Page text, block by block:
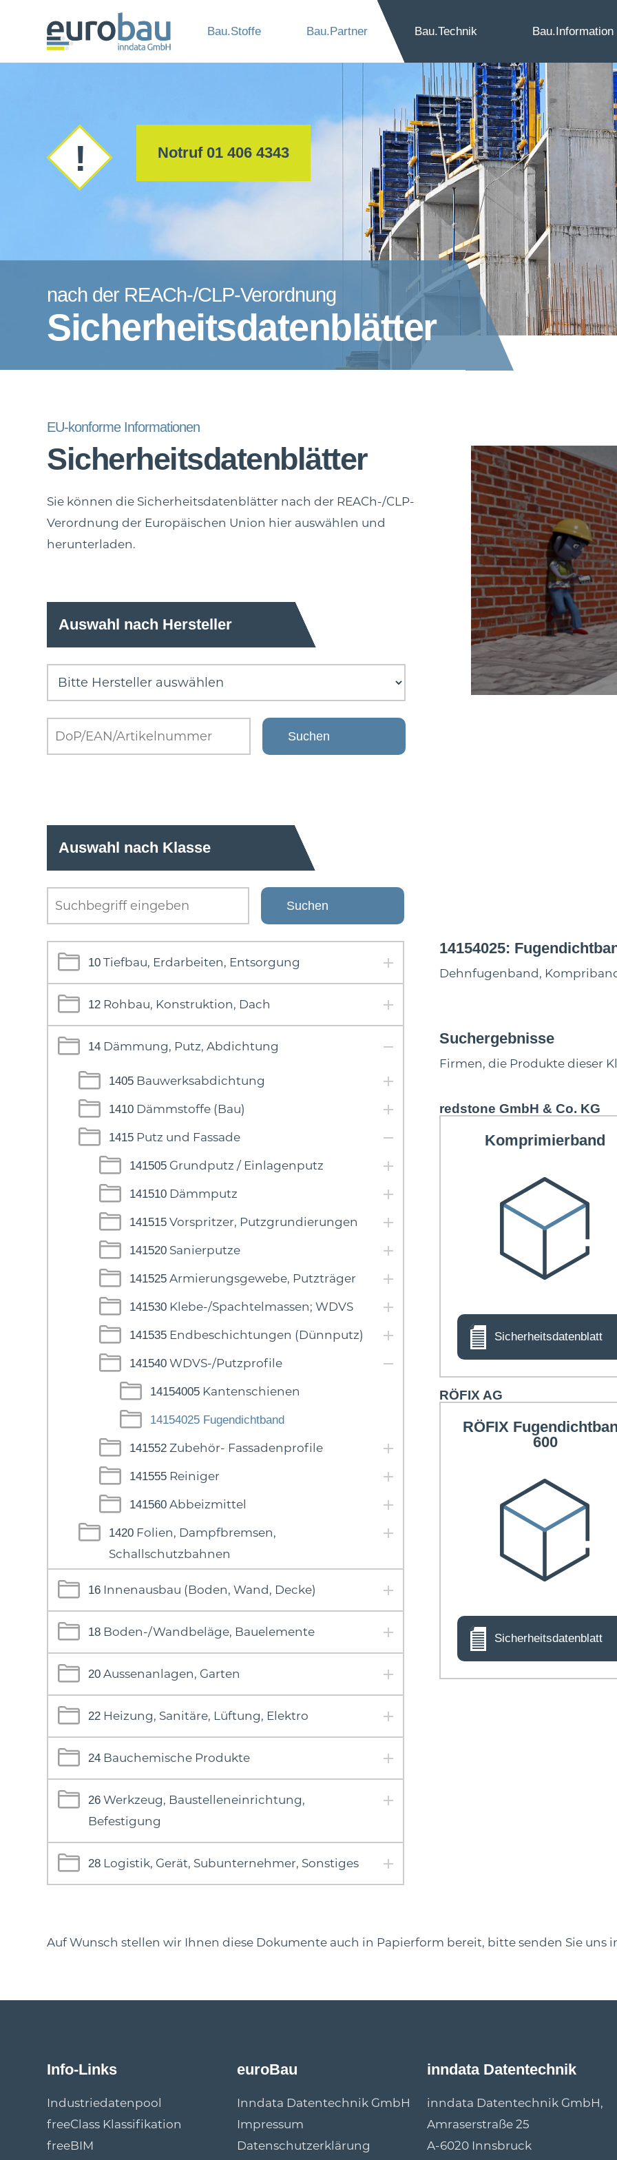
Bau.Stoffe Bau.Partner Bau.Technik Bau.Information
Notruf 01 406 4343
nach der REACh-/CLP-Verordnung
Sicherheitsdatenblätter
EU-konforme Informationen
Sicherheitsdatenblätter
Sie können die Sicherheitsdatenblätter nach der REACh-/CLP-
Verordnung der Europäischen Union hier auswählen und
herunterladen.
Auswahl nach Hersteller
Auswahl nach Klasse
10 Tiefbau, Erdarbeiten, Entsorgung
12 Rohbau, Konstruktion, Dach
14 Dämmung, Putz, Abdichtung
1405 Bauwerksabdichtung
1410 Dämmstoffe (Bau)
1415 Putz und Fassade
141505 Grundputz / Einlagenputz
141510 Dämmputz
141515 Vorspritzer, Putzgrundierungen
141520 Sanierputze
141525 Armierungsgewebe, Putzträger
141530 Klebe-/Spachtelmassen; WDVS
141535 Endbeschichtungen (Dünnputz)
141540 WDVS-/Putzprofile
14154005 Kantenschienen
14154025 Fugendichtband
141552 Zubehör- Fassadenprofile
141555 Reiniger
141560 Abbeizmittel
1420 Folien, Dampfbremsen,
Schallschutzbahnen
16 Innenausbau (Boden, Wand, Decke)
18 Boden-/Wandbeläge, Bauelemente
20 Aussenanlagen, Garten
22 Heizung, Sanitäre, Lüftung, Elektro
24 Bauchemische Produkte
26 Werkzeug, Baustelleneinrichtung,
Befestigung
28 Logistik, Gerät, Subunternehmer, Sonstiges
14154025:
Dehnfugenband,
Suchergebnisse
Firmen, die Produkte dieser
redstone GmbH & Co. KG
Komprimierband
Sicherheitsdatenblatt
RÖFIX AG
RÖFIX
600
Sicherheitsdatenblatt
Auf Wunsch stellen wir Ihnen diese Dokumente auch in Papierform bereit, bitte senden Sie uns
Info-Links
Industriedatenpool
freeClass Klassifikation
freeBIM
euroBau
Inndata Datentechnik GmbH
Impressum
Datenschutzerklärung
inndata Datentechnik
inndata Datentechnik GmbH,
Amraserstraße 25
A-6020 Innsbruck